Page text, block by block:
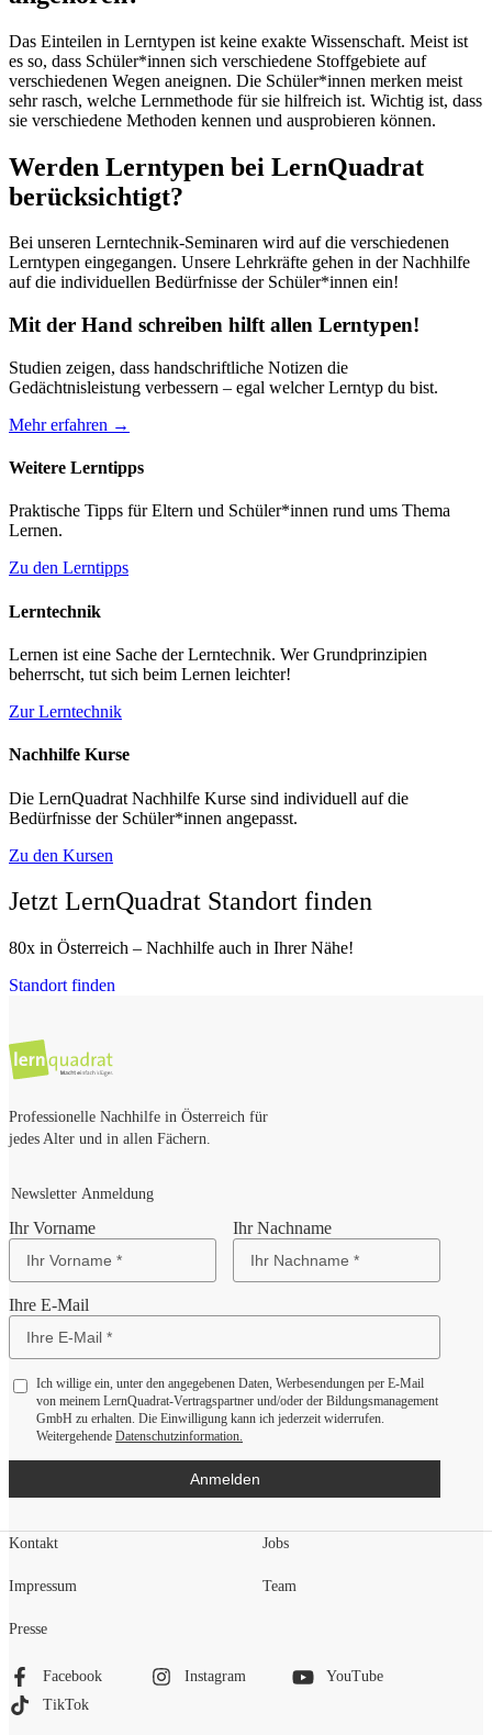
Das Einteilen in Lerntypen ist keine exakte Wissenschaft. Meist ist
es so, dass Schüler*innen sich verschiedene Stoffgebiete auf
verschiedenen Wegen aneignen. Die Schüler*innen merken meist
sehr rasch, welche Lernmethode für sie hilfreich ist. Wichtig ist, dass
sie verschiedene Methoden kennen und ausprobieren können.
Werden Lerntypen bei LernQuadrat
berücksichtigt?
Bei unseren Lerntechnik-Seminaren wird auf die verschiedenen
Lerntypen eingegangen. Unsere Lehrkräfte gehen in der Nachhilfe
auf die individuellen Bedürfnisse der Schüler*innen ein!
Mit der Hand schreiben hilft allen Lerntypen!
Studien zeigen, dass handschriftliche Notizen die
Gedächtnisleistung verbessern – egal welcher Lerntyp du bist.
Mehr erfahren →
Weitere Lerntipps
Praktische Tipps für Eltern und Schüler*innen rund ums Thema
Lernen.
Zu den Lerntipps
Lerntechnik
Lernen ist eine Sache der Lerntechnik. Wer Grundprinzipien
beherrscht, tut sich beim Lernen leichter!
Zur Lerntechnik
Nachhilfe Kurse
Die LernQuadrat Nachhilfe Kurse sind individuell auf die
Bedürfnisse der Schüler*innen angepasst.
Zu den Kursen
Jetzt LernQuadrat Standort finden
80x in Österreich – Nachhilfe auch in Ihrer Nähe!
Standort finden
Professionelle Nachhilfe in Österreich für
jedes Alter und in allen Fächern.
Newsletter Anmeldung
Ihr Vorname Ihr Nachname
Ihre E-Mail
Ich willige ein, unter den angegebenen Daten, Werbesendungen per E-Mail
von meinem LernQuadrat-Vertragspartner und/oder der Bildungsmanagement
GmbH zu erhalten. Die Einwilligung kann ich jederzeit widerrufen.
Weitergehende Datenschutzinformation.
Anmelden
Kontakt
Impressum
Presse
Jobs
Team
Facebook Instagram
YouTube
TikTok